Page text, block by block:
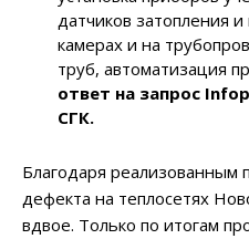
датчиков затопления
камерах и на
труб, автоматизация
ответ на запрос
СГК.
Благодаря реализованным
дефекта на теплосетях
вдвое. Только по итогам